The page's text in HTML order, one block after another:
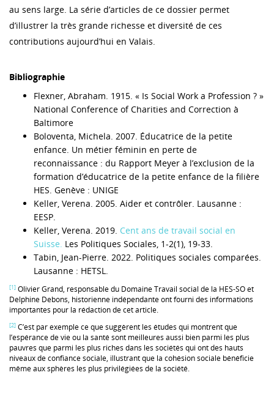
au sens large. La série d’articles de ce dossier permet
d’illustrer la très grande richesse et diversité de ces
contributions aujourd’hui en Valais.
Bibliographie
Flexner, Abraham. 1915. « Is Social Work a Profession ? »
National Conference of Charities and Correction à
Baltimore
Boloventa, Michela. 2007. Éducatrice de la petite
enfance. Un métier féminin en perte de
reconnaissance : du Rapport Meyer à l’exclusion de la
formation d’éducatrice de la petite enfance de la filière
HES. Genève : UNIGE
Keller, Verena. 2005. Aider et contrôler. Lausanne :
EESP.
Keller, Verena. 2019. Cent ans de travail social en
Suisse. Les Politiques Sociales, 1-2(1), 19-33.
Tabin, Jean-Pierre. 2022. Politiques sociales comparées.
Lausanne : HETSL.
[1] Olivier Grand, responsable du Domaine Travail social de la HES-SO et
Delphine Debons, historienne indépendante ont fourni des informations
importantes pour la rédaction de cet article.
[2] C’est par exemple ce que suggèrent les études qui montrent que
l’espérance de vie ou la santé sont meilleures aussi bien parmi les plus
pauvres que parmi les plus riches dans les sociétés qui ont des hauts
niveaux de confiance sociale, illustrant que la cohésion sociale bénéficie
même aux sphères les plus privilégiées de la société.